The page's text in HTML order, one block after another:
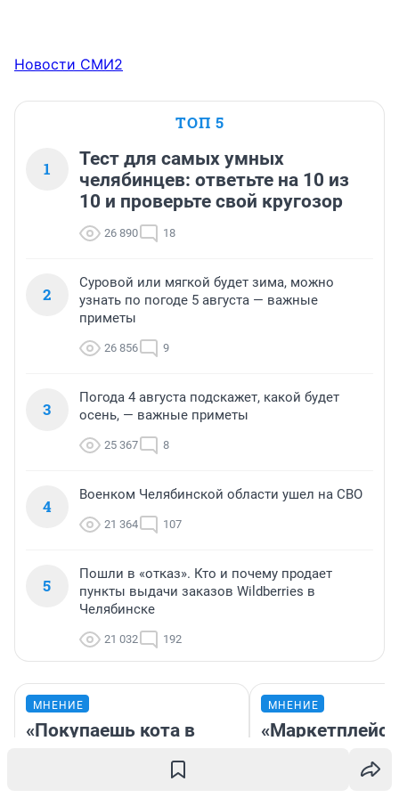
Новости СМИ2
ТОП 5
1
Тест для самых умных
челябинцев: ответьте на 10 из
10 и проверьте свой кругозор
26 890 18
2
Суровой или мягкой будет зима, можно
узнать по погоде 5 августа — важные
приметы
26 856 9
3
Погода 4 августа подскажет, какой будет
осень, — важные приметы
25 367 8
4
Военком Челябинской области ушел на СВО
21 364 107
5
Пошли в «отказ». Кто и почему продает
пункты выдачи заказов Wildberries в
Челябинске
21 032 192
МНЕНИЕ
«Покупаешь кота в
предприниматель из
МНЕНИЕ
«Маркетплейс
атаки на WB